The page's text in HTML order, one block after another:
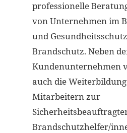
professionelle
von Unternehmen im
und
Brandschutz. Neben
Kundenunternehmen
auch die
Mitarbeitern zur
Brandschutzhelfer/